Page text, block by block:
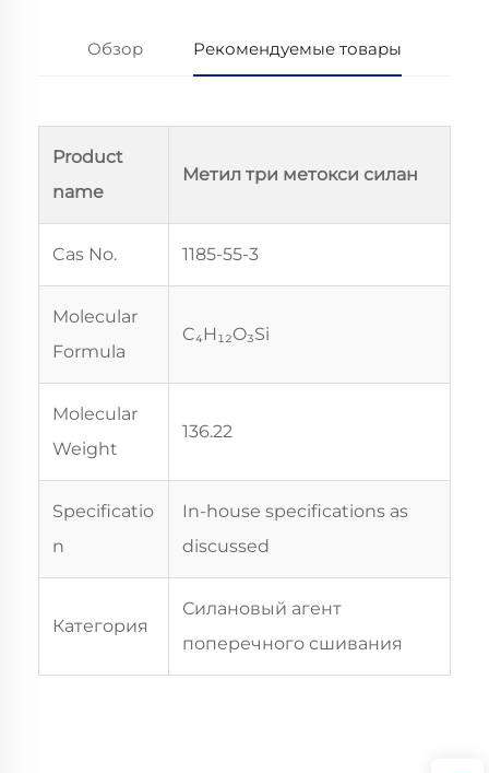
Обзор Рекомендуемые товары
Product
name
Метил три метокси силан
Cas No. 1185-55-3
Molecular
Formula
C₄H₁₂O₃Si
Molecular
Weight
136.22
Specificatio
n
In-house specifications as
discussed
Категория
Силановый агент
поперечного сшивания